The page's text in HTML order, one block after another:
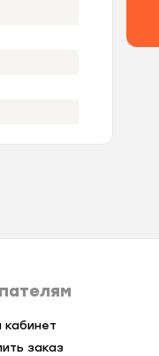
кабинет
заказ